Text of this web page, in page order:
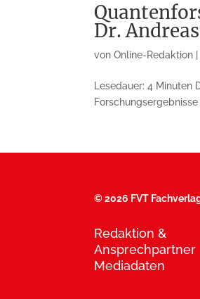
Dr.
vonOnline-Redaktion
Lesedauer: 4
©2026 FVT
Redaktion &
Ansprechpartner
Mediadaten